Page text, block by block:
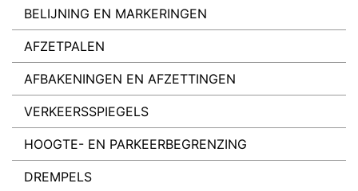
BELIJNING EN MARKERINGEN
AFZETPALEN
AFBAKENINGEN EN AFZETTINGEN
VERKEERSSPIEGELS
HOOGTE- EN PARKEERBEGRENZING
DREMPELS